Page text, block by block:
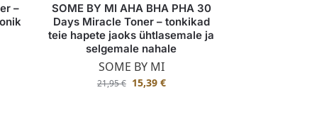
–
SOME BY MI AHA BHA PHA 30
Days Miracle Toner – tonkikad
teie hapete jaoks ühtlasemale ja
selgemale nahale
SOME BY MI
21,95€ 15,39 €